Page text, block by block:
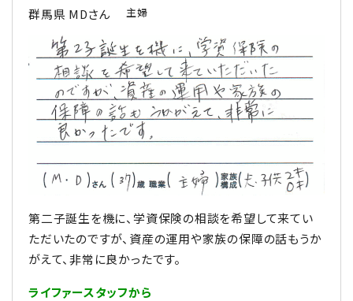
群馬県 MDさん 主婦
第二子誕生を機に、学資保険の相談を希望して来てい
ただいたのですが、資産の運用や家族の保障の話もうか
がえて、非常に良かったです。
ライファースタッフから